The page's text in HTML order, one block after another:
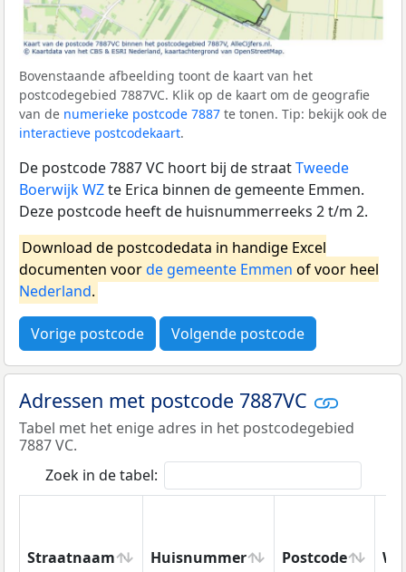
Bovenstaande afbeelding toont de kaart van het
postcodegebied 7887VC. Klik op de kaart om de geografie
van de numerieke postcode 7887 te tonen. Tip: bekijk ook de
interactieve postcodekaart.
De postcode 7887 VC hoort bij de straatTweede
Boerwijk WZte Erica binnen de gemeente Emmen.
Deze postcode heeft de huisnummerreeks 2 t/m 2.
Download de postcodedata in handige Excel
documenten voorde gemeente Emmen of voor heel
Nederland.
Vorige postcode Volgende postcode
Adressen met postcode 7887VC
Tabel met het enige adres in het postcodegebied
7887 VC.
Zoek in de tabel:
Straatnaam Huisnummer Postcode